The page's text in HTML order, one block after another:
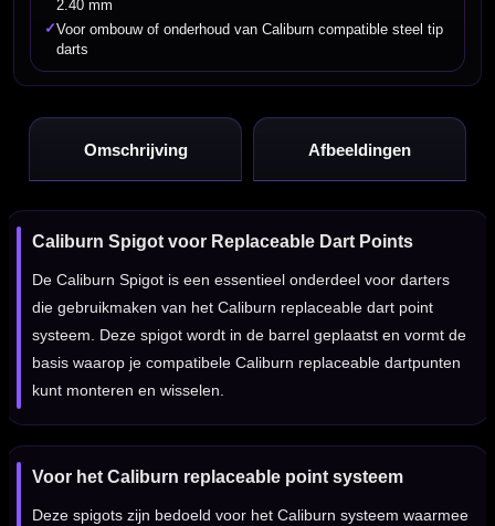
2.40 mm
✓Voor ombouw of onderhoud van Caliburn compatible steel tip
darts
Omschrijving Afbeeldingen
Caliburn Spigot voor Replaceable Dart Points
De Caliburn Spigot is een essentieel onderdeel voor darters
die gebruikmaken van het Caliburn replaceable dart point
systeem. Deze spigot wordt in de barrel geplaatst en vormt de
basis waarop je compatibele Caliburn replaceable dartpunten
kunt monteren en wisselen.
Voor het Caliburn replaceable point systeem
Deze spigots zijn bedoeld voor het Caliburn systeem waarmee